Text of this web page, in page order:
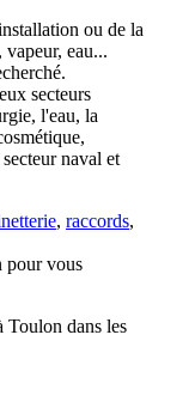
ou de la
vapeur, eau...
secteurs
l'eau, la
naval et
, raccords,
pour vous
Toulon dans les